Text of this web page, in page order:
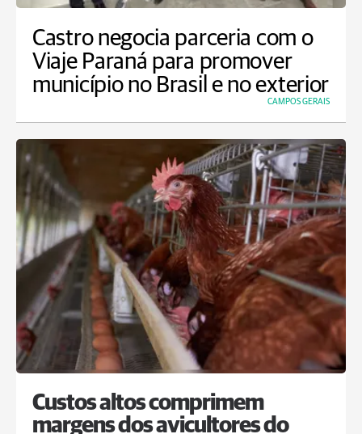
Castro negocia parceria com o
Viaje Paraná para promover
município no Brasil e no exterior
CAMPOS GERAIS
Custos altos comprimem
margens dos avicultores do